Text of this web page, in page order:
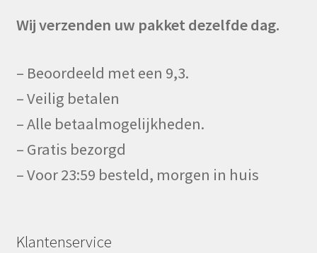
Wij verzenden uw pakket dezelfde dag.
– Beoordeeld met een 9,3.
– Veilig betalen
– Alle betaalmogelijkheden.
– Gratis bezorgd
– Voor 23:59 besteld, morgen in huis
Klantenservice